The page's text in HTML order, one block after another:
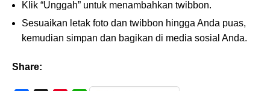
Klik “Unggah” untuk menambahkan twibbon.
Sesuaikan letak foto dan twibbon hingga Anda puas,
kemudian simpan dan bagikan di media sosial Anda.
Share: